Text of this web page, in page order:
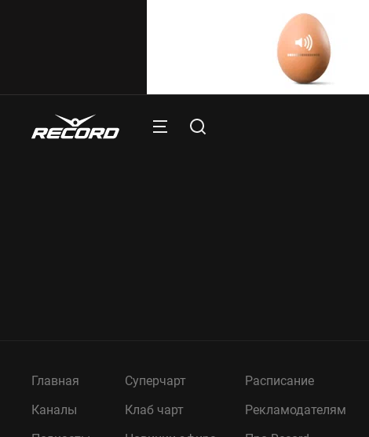
Главная
Каналы
Суперчарт
Клаб чарт
Расписание
Рекламодателям